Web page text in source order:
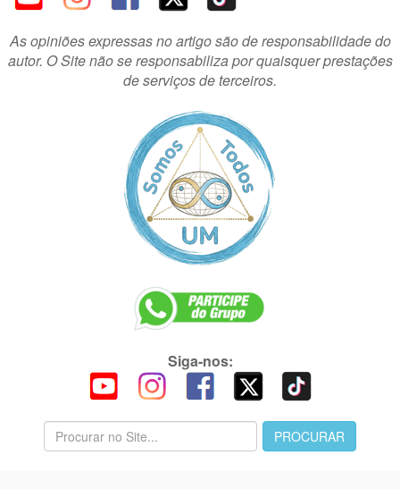
As opiniões expressas no artigo são de responsabilidade do
autor. O Site não se responsabiliza por quaisquer prestações
de serviços de terceiros.
Siga-nos: